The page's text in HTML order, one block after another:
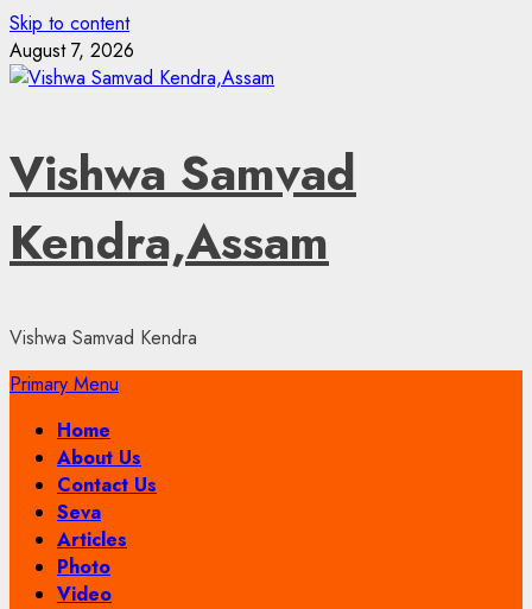
Skip to content
August 7, 2026
Vishwa Samvad
Kendra,Assam
Vishwa Samvad Kendra
Primary Menu
Home
About Us
Contact Us
Seva
Articles
Photo
Video